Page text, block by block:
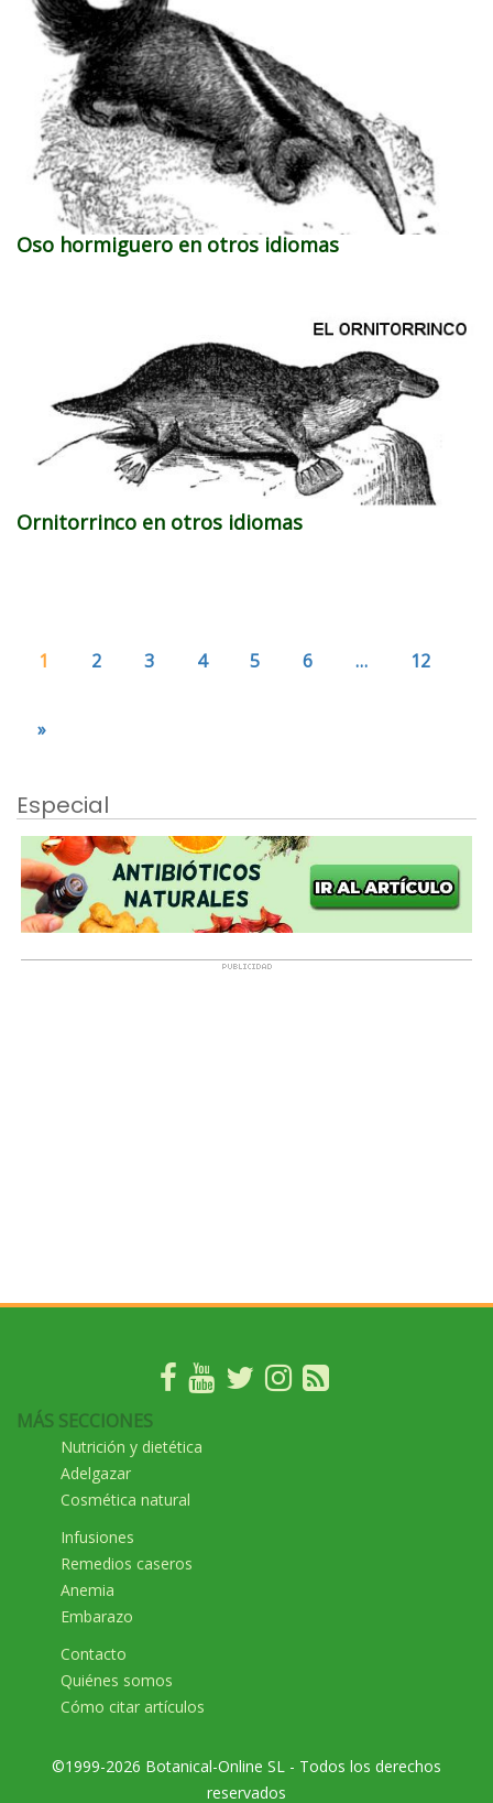
Oso hormiguero en otros idiomas
Ornitorrinco en otros idiomas
1 2 3 4 5 6 … 12
»
Especial
MÁS SECCIONES
Nutrición y dietética
Adelgazar
Cosmética natural
Infusiones
Remedios caseros
Anemia
Embarazo
Contacto
Quiénes somos
Cómo citar artículos
©1999-2026 Botanical-Online SL - Todos los derechos
reservados